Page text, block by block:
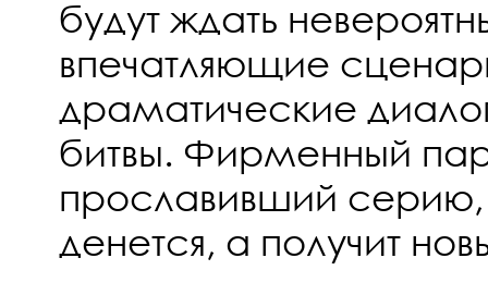
будут ждать
впечатляющие
драматические
битвы. Фирменный
прославивший серию,
денется, а получит